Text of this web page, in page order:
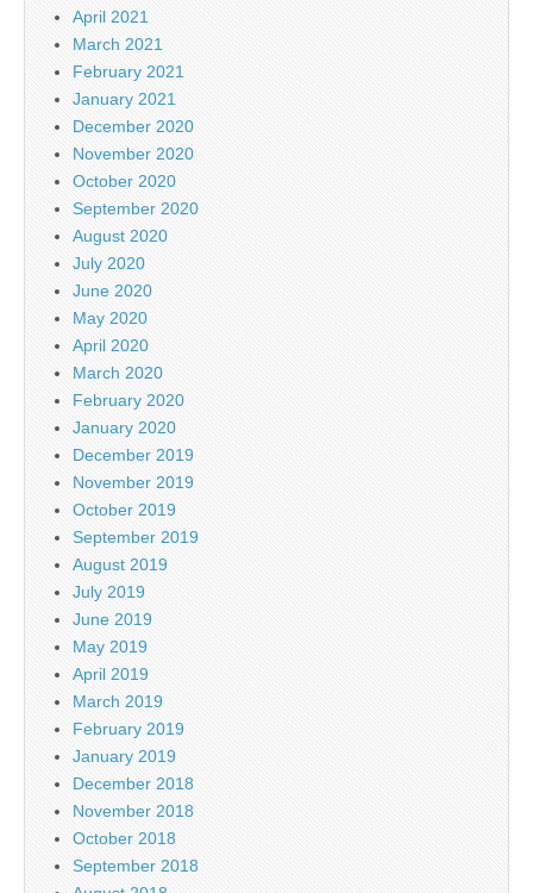
April 2021
March 2021
February 2021
January 2021
December 2020
November 2020
October 2020
September 2020
August 2020
July 2020
June 2020
May 2020
April 2020
March 2020
February 2020
January 2020
December 2019
November 2019
October 2019
September 2019
August 2019
July 2019
June 2019
May 2019
April 2019
March 2019
February 2019
January 2019
December 2018
November 2018
October 2018
September 2018